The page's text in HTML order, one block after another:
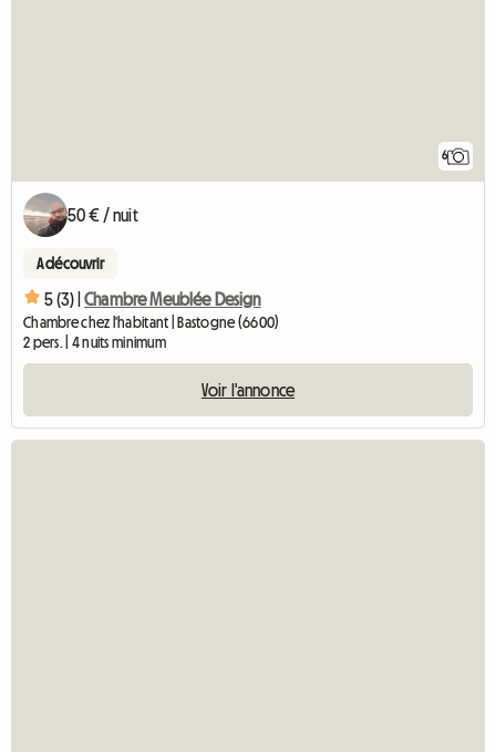
6
50 € / nuit
A découvrir
5 (3) | Chambre Meublée Design
Chambre chez l'habitant | Bastogne (6600)
2 pers. | 4 nuits minimum
Voir l'annonce